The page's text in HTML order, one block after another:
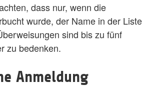
dass nur, wenn die
wurde, der Name in der Liste
sind bis zu fünf
zu bedenken.
Anmeldung